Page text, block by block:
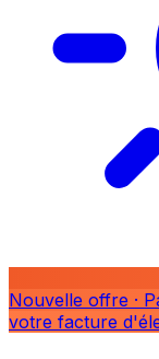
Nouvelle offre ·
votre facture